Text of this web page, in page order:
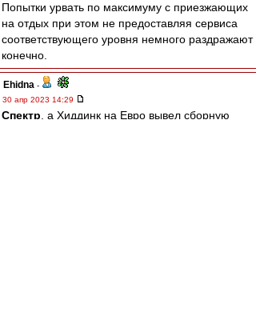
Попытки урвать по максимуму с приезжающих
на отдых при этом не предоставляя сервиса
соответствующего уровня немного раздражают
конечно.
Ehidna -
30 апр 2023 14:29
Спектр , а Хиддинк на Евро вывел сборную